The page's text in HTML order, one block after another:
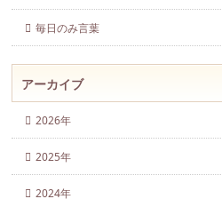
毎日のみ言葉
アーカイブ
2026年
2025年
2024年